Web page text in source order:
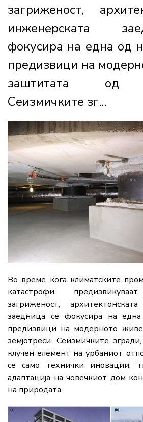
загриженост,
инженерската
фокусира на една од
предизвици на
заштитата од
Сеизмичките зг...
Во време кога климатските
катастрофи
загриженост,
заедница се фокусира на една
предизвици на модерното
земјотреси. Сеизмичките
клучен елемент на урбаниот
се само технички иновации,
адаптација на човечкиот дом
на природата.